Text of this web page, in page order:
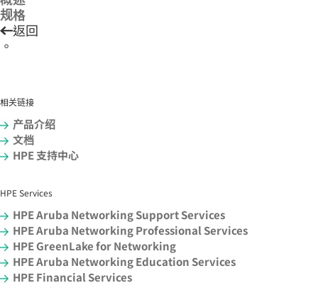
规格
返回
。
相关链接
产品介绍
文档
HPE 支持中心
HPE Services
HPE Aruba Networking Support Services
HPE Aruba Networking Professional Services
HPE GreenLake for Networking
HPE Aruba Networking Education Services
HPE Financial Services